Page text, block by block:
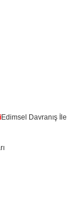
Edimsel Davranış İle